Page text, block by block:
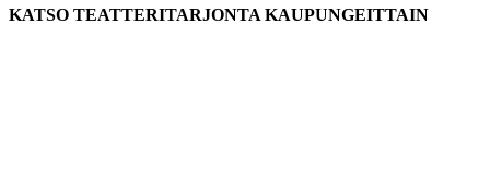
KATSO TEATTERITARJONTA KAUPUNGEITTAIN